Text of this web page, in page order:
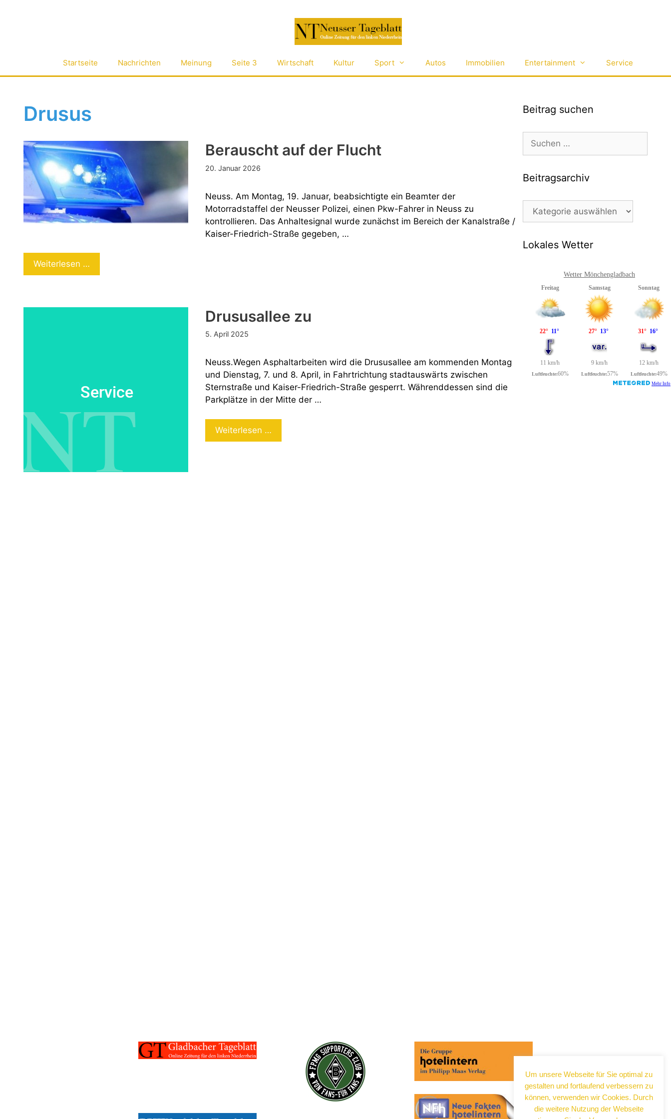
Startseite Nachrichten Meinung Seite 3 Wirtschaft Kultur Sport Autos Immobilien Entertainment Service
Drusus
Berauscht auf der Flucht
20. Januar 2026
Neuss. Am Montag, 19. Januar, beabsichtigte ein Beamter der
Motorradstaffel der Neusser Polizei, einen Pkw-Fahrer in Neuss zu
kontrollieren. Das Anhaltesignal wurde zunächst im Bereich der Kanalstraße /
Kaiser-Friedrich-Straße gegeben, …
Weiterlesen …
auf
Drususallee zu
5. April 2025
Neuss.Wegen Asphaltarbeiten wird die Drususallee am kommenden Montag
und Dienstag, 7. und 8. April, in Fahrtrichtung stadtauswärts zwischen
Sternstraße und Kaiser-Friedrich-Straße gesperrt. Währenddessen sind die
Parkplätze in der Mitte der …
Weiterlesen …
zu
Beitrag suchen
Suchen
nach:
Beitragsarchiv
Beitragsarchiv
Lokales Wetter
Wetter Mönchengladbach
Um unsere Webseite für Sie optimal zu
gestalten und fortlaufend verbessern zu
können, verwenden wir Cookies. Durch
die weitere Nutzung der Webseite